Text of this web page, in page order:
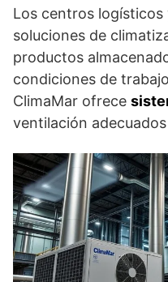
Los centros logísticos
soluciones de
productos
condiciones de
ClimaMar ofrece
ventilación